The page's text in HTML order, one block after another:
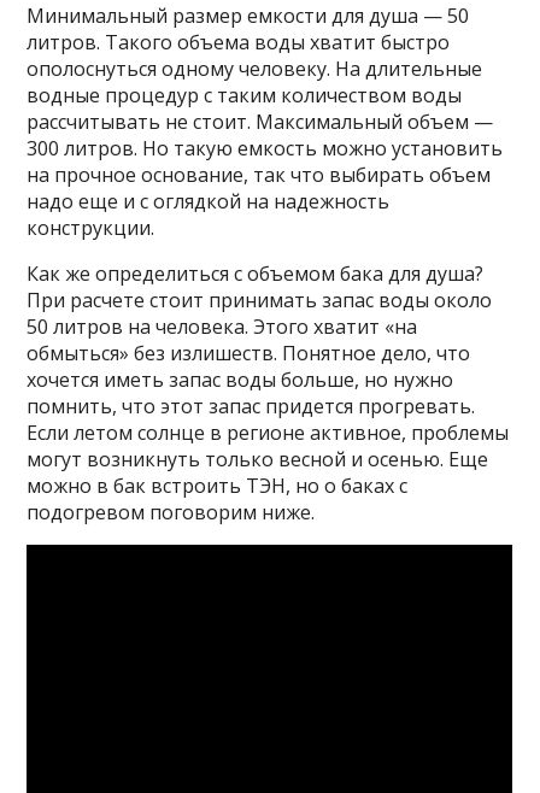
Минимальный размер емкости для душа — 50
литров. Такого объема воды хватит быстро
ополоснуться одному человеку. На длительные
водные процедур с таким количеством воды
рассчитывать не стоит. Максимальный объем —
300 литров. Но такую емкость можно установить
на прочное основание, так что выбирать объем
надо еще и с оглядкой на надежность
конструкции.
Как же определиться с объемом бака для душа?
При расчете стоит принимать запас воды около
50 литров на человека. Этого хватит «на
обмыться» без излишеств. Понятное дело, что
хочется иметь запас воды больше, но нужно
помнить, что этот запас придется прогревать.
Если летом солнце в регионе активное, проблемы
могут возникнуть только весной и осенью. Еще
можно в бак встроить ТЭН, но о баках с
подогревом поговорим ниже.